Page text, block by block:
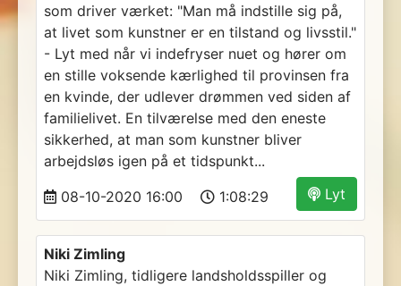
som driver værket: "Man må indstille sig på,
at livet som kunstner er en tilstand og livsstil."
- Lyt med når vi indefryser nuet og hører om
en stille voksende kærlighed til provinsen fra
en kvinde, der udlever drømmen ved siden af
familielivet. En tilværelse med den eneste
sikkerhed, at man som kunstner bliver
arbejdsløs igen på et tidspunkt...
Lyt
08-10-2020 16:00 1:08:29
Niki Zimling
Niki Zimling, tidligere landsholdsspiller og